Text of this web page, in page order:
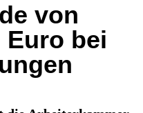
von
Euro bei